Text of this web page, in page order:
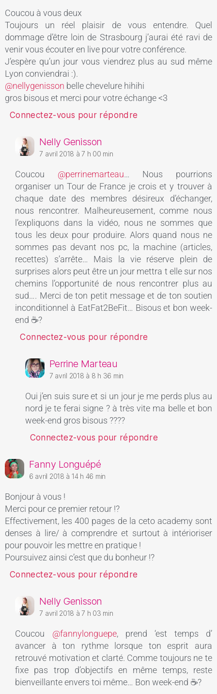
Coucou à vous deux
Toujours un réel plaisir de vous entendre. Quel
dommage d’être loin de Strasbourg j’aurai été ravi de
venir vous écouter en live pour votre conférence.
J’espère qu’un jour vous viendrez plus au sud même
Lyon conviendrai :).
@nellygenisson belle chevelure hihihi
gros bisous et merci pour votre échange <3
Connectez-vous pour répondre
Nelly Genisson
7 avril 2018 à 7 h 00 min
Coucou @perrinemarteau… Nous pourrions
organiser un Tour de France je crois et y trouver à
chaque date des membres désireux d’échanger,
nous rencontrer. Malheureusement, comme nous
l’expliquons dans la vidéo, nous ne sommes que
tous les deux pour produire. Alors quand nous ne
sommes pas devant nos pc, la machine (articles,
recettes) s’arrête… Mais la vie réserve plein de
surprises alors peut être un jour mettra t elle sur nos
chemins l’opportunité de nous rencontrer plus au
sud…. Merci de ton petit message et de ton soutien
inconditionnel à EatFat2BeFit… Bisous et bon week-
end ☕?
Connectez-vous pour répondre
Perrine Marteau
7 avril 2018 à 8 h 36 min
Oui j’en suis sure et si un jour je me perds plus au
nord je te ferai signe ? à très vite ma belle et bon
week-end gros bisous ????
Connectez-vous pour répondre
Fanny Longuépé
6 avril 2018 à 14 h 46 min
Bonjour à vous !
Merci pour ce premier retour !?
Effectivement, les 400 pages de la ceto academy sont
denses à lire/ à comprendre et surtout à intérioriser
pour pouvoir les mettre en pratique !
Poursuivez ainsi c’est que du bonheur !?
Connectez-vous pour répondre
Nelly Genisson
7 avril 2018 à 7 h 03 min
Coucou @fannylonguepe, prend ‘est temps d’
avancer à ton rythme lorsque ton esprit aura
retrouvé motivation et clarté. Comme toujours ne te
fixe pas trop d’objectifs en même temps, reste
bienveillante envers toi même… Bon week-end ☕?